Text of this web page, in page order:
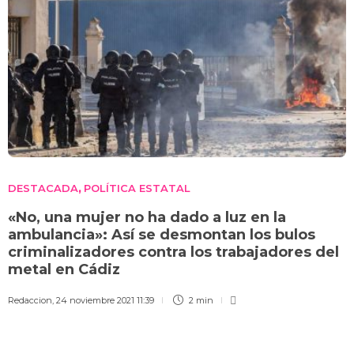
DESTACADA, POLÍTICA ESTATAL
«No, una mujer no ha dado a luz en la
ambulancia»: Así se desmontan los bulos
criminalizadores contra los trabajadores del
metal en Cádiz
Redaccion 24 noviembre 2021 11:39 2 min